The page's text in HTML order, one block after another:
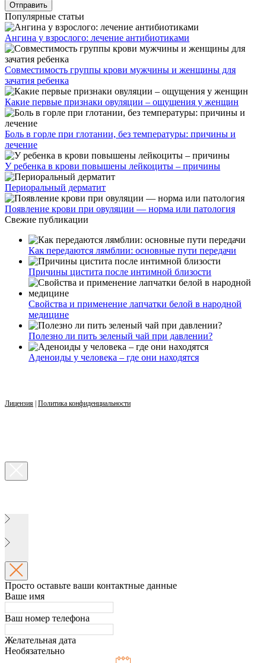
Популярные статьи
Ангина у взрослого: лечение антибиотиками
Совместимость группы крови мужчины и женщины для
зачатия ребенка
Какие первые признаки овуляции – ощущения у женщин
Боль в горле при глотании, без температуры: причины и
лечение
У ребенка в крови повышены лейкоциты – причины
Периоральный дерматит
Появление крови при овуляции — норма или патология
Свежие публикации
Как передаются лямблии: основные пути передачи
Причины цистита после интимной близости
Свойства и применение лапчатки белой в народной
медицине
Полезно ли пить зеленый чай при давлении?
Аденоиды у человека – где они находятся
Лицензия | Политика конфиденциальности
Просто оставьте ваши контактные данные
Ваше имя
Ваш номер телефона
Желательная дата
Необязательно